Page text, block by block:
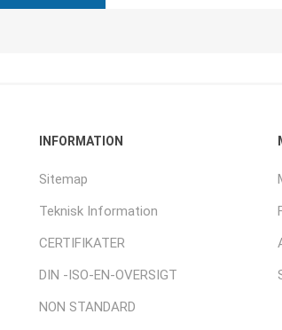
INFORMATION
Sitemap
Teknisk Information
CERTIFIKATER
DIN -ISO-EN-OVERSIGT
NON STANDARD